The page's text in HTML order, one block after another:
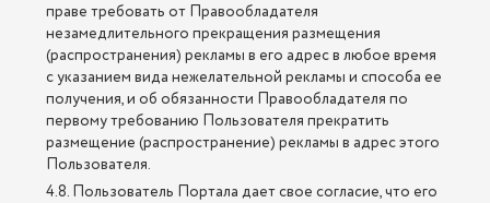
праве требовать от Правообладателя
незамедлительного прекращения размещения
(распространения) рекламы в его адрес в любое время
с указанием вида нежелательной рекламы и способа ее
получения, и об обязанности Правообладателя по
первому требованию Пользователя прекратить
размещение (распространение) рекламы в адрес этого
Пользователя.
4.8. Пользователь Портала дает свое согласие, что его